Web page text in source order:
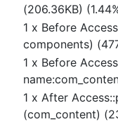
(206.36KB)
1 x Before
components)
1 x Before
1 x After
(com_content)